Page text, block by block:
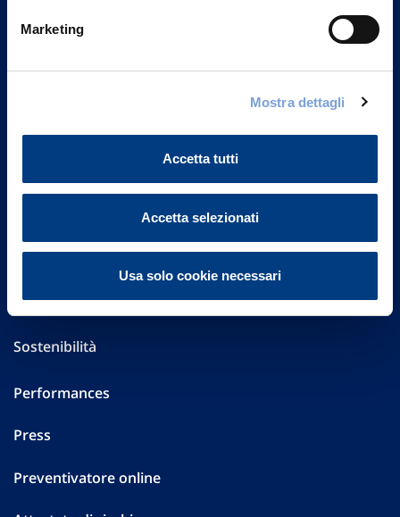
Marketing
Mostra dettagli
Accetta tutti
Accetta selezionati
Usa solo cookie necessari
Vittoria Assicurazioni S.p.A.
Part. IVA 01329510158
FAQ
Altre informazioni
Sostenibilità
Performances
Press
Preventivatore online